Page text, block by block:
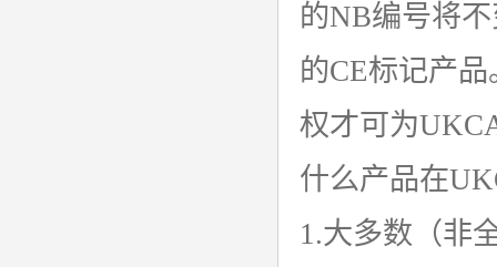
的NB编号将
的CE标记产
权才可为
什么产品在
1.大多数（非